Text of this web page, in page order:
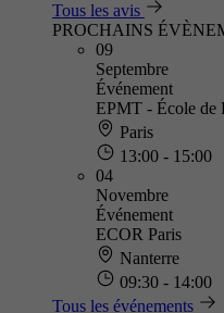
Tous les avis
PROCHAINS
09
Septembre
Événement
EPMT - École de
Paris
13:00 - 15:00
04
Novembre
Événement
ECOR Paris
Nanterre
09:30 - 14:00
Tous les événements